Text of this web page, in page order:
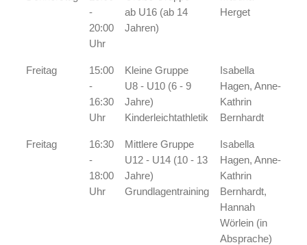
-
20:00
Uhr
ab U16 (ab 14
Jahren)
Herget
Freitag
15:00
-
16:30
Uhr
Kleine Gruppe
U8 - U10 (6 - 9
Jahre)
Kinderleichtathletik
Isabella
Hagen, Anne-
Kathrin
Bernhardt
Freitag
16:30
-
18:00
Uhr
Mittlere Gruppe
U12 - U14 (10 - 13
Jahre)
Grundlagentraining
Isabella
Hagen, Anne-
Kathrin
Bernhardt,
Hannah
Wörlein (in
Absprache)